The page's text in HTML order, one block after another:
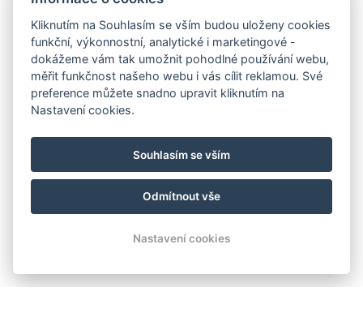
Kliknutím na Souhlasím se vším budou uloženy cookies
funkční, výkonnostní, analytické i marketingové -
dokážeme vám tak umožnit pohodlné používání webu,
měřit funkčnost našeho webu i vás cílit reklamou. Své
preference můžete snadno upravit kliknutím na
Nastavení cookies.
Souhlasím se vším
Odmítnout vše
Nastavení cookies